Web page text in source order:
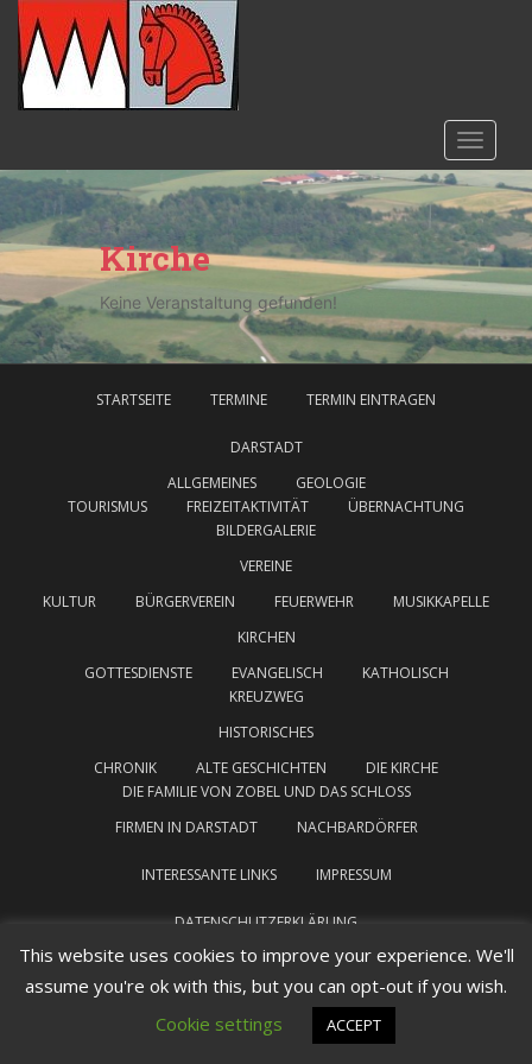
m
i
n
o
n
t
Kirche
Keine Veranstaltung gefunden!
STARTSEITE TERMINE TERMIN EINTRAGEN
DARSTADT
ALLGEMEINES
GEOLOGIE
TOURISMUS
FREIZEITAKTIVITÄT
ÜBERNACHTUNG
BILDERGALERIE
VEREINE
KULTUR
BÜRGERVEREIN FEUERWEHR
MUSIKKAPELLE
KIRCHEN
GOTTESDIENSTE
EVANGELISCH
KATHOLISCH
KREUZWEG
HISTORISCHES
CHRONIK
ALTE GESCHICHTEN
DIE KIRCHE
DIE FAMILIE VON ZOBEL UND DAS SCHLOSS
FIRMEN IN DARSTADT
NACHBARDÖRFER
INTERESSANTE LINKS IMPRESSUM
DATENSCHUTZERKLÄRUNG
ColorlibPowered by WordPress
This website uses cookies to improve your experience. We'll
assume you're ok with this, but you can opt-out if you wish.
Cookie settings
ACCEPT